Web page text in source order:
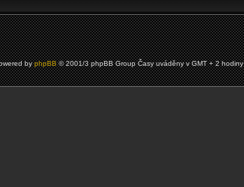
byphpBB© 2001/3 phpBB Group Časy uváděny v GMT + 2 hodiny